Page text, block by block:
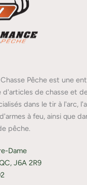
Pêche est une
d'articles de chasse et
dans le tir à l'arc,
à feu, ainsi que
pêche.
Dame
J6A 2R9